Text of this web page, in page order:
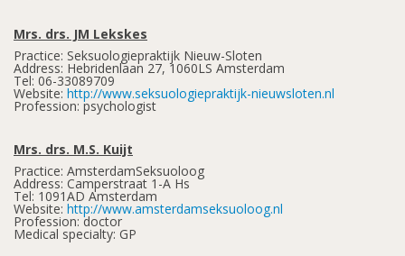
Mrs. drs. JM Lekskes
Practice: Seksuologiepraktijk Nieuw-Sloten
Address: Hebridenlaan 27, 1060LS Amsterdam
Tel: 06-33089709
Website: http://www.seksuologiepraktijk-nieuwsloten.nl
Profession: psychologist
Mrs. drs. M.S. Kuijt
Practice: AmsterdamSeksuoloog
Address: Camperstraat 1-A Hs
Tel: 1091AD Amsterdam
Website: http://www.amsterdamseksuoloog.nl
Profession: doctor
Medical specialty: GP